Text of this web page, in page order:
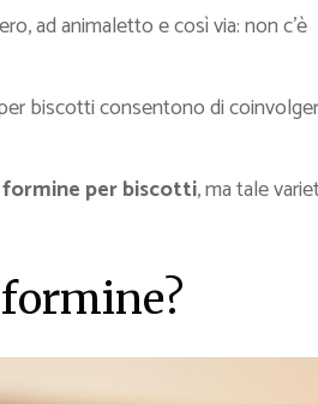
ad animaletto e così via: non c’è
biscotti consentono di
formine per biscotti, ma tale